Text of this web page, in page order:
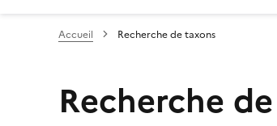
Accueil Recherche de taxons
Recherche